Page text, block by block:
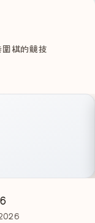
棋的競技